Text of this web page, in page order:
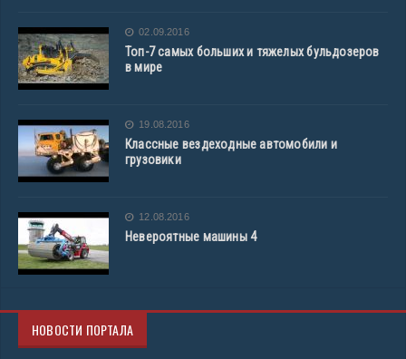
02.09.2016
Топ-7 самых больших и тяжелых бульдозеров
в мире
19.08.2016
Классные вездеходные автомобили и
грузовики
12.08.2016
Невероятные машины 4
НОВОСТИ ПОРТАЛА